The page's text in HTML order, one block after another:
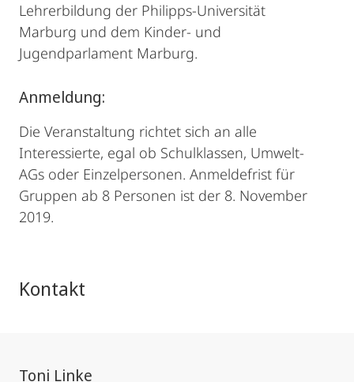
Lehrerbildung der Philipps-Universität
Marburg und dem Kinder- und
Jugendparlament Marburg.
Anmeldung:
Die Veranstaltung richtet sich an alle
Interessierte, egal ob Schulklassen, Umwelt-
AGs oder Einzelpersonen. Anmeldefrist für
Gruppen ab 8 Personen ist der 8. November
2019.
Kontakt
Toni Linke